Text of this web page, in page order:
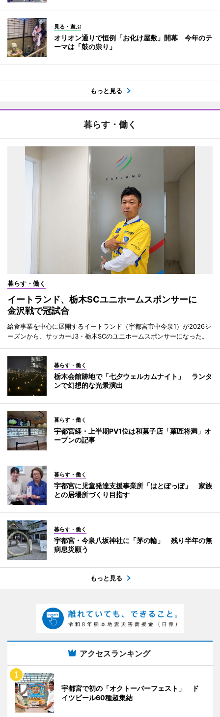
見る・遊ぶ
オリオン通りで恒例「お化け屋敷」開幕 今年のテ
ーマは「鼓の祟り」
もっと見る
暮らす・働く
暮らす・働く
イートランド、栃木SCユニホームスポンサーに
金沢戦で冠試合
給食事業を中心に展開するイートランド（宇都宮市中今泉1）が2026シ
ーズンから、サッカーJ3・栃木SCのユニホームスポンサーになった。
暮らす・働く
栃木会館跡地で「七夕ウェルカムナイト」 ランタ
ンで幻想的な光景演出
暮らす・働く
宇都宮経・上半期PV1位は和菓子店「菓匠将満」オ
ープンの記事
暮らす・働く
宇都宮に児童発達支援事業所「はとぽっぽ」 家族
との居場所づくり目指す
暮らす・働く
宇都宮・今泉八坂神社に「茅の輪」 残り半年の無
病息災願う
もっと見る
アクセスランキング
宇都宮で初の「オクトーバーフェスト」 ド
イツビール60種超集結